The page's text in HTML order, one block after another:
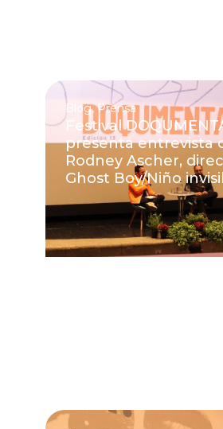
Blog,Prensa
Festival
presenta entrevista
Rodney Ascher,
Ghost Boy/Niño